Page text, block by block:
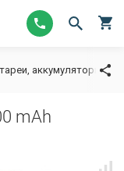
аккумуляторы
mAh